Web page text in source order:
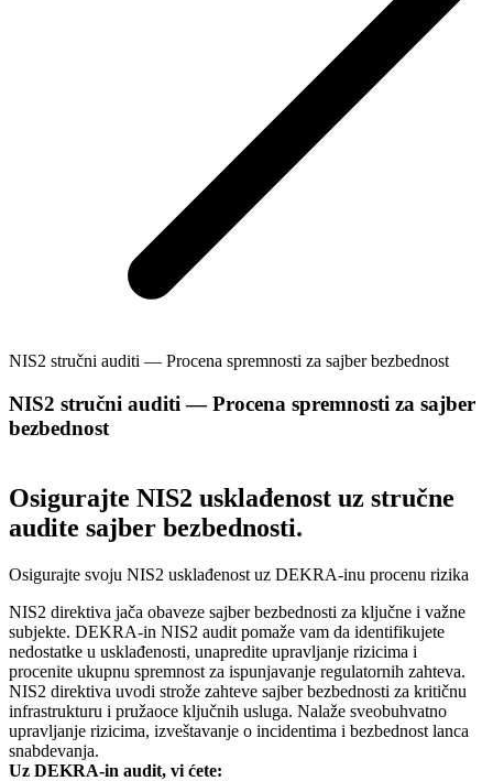
NIS2 stručni auditi — Procena spremnosti za sajber bezbednost
NIS2 stručni auditi — Procena spremnosti za sajber
bezbednost
Osigurajte NIS2 usklađenost uz stručne
audite sajber bezbednosti.
Osigurajte svoju NIS2 usklađenost uz DEKRA-inu procenu rizika
NIS2 direktiva jača obaveze sajber bezbednosti za ključne i važne
subjekte. DEKRA-in NIS2 audit pomaže vam da identifikujete
nedostatke u usklađenosti, unapredite upravljanje rizicima i
procenite ukupnu spremnost za ispunjavanje regulatornih zahteva.
NIS2 direktiva uvodi strože zahteve sajber bezbednosti za kritičnu
infrastrukturu i pružaoce ključnih usluga. Nalaže sveobuhvatno
upravljanje rizicima, izveštavanje o incidentima i bezbednost lanca
snabdevanja.
Uz DEKRA-in audit, vi ćete: